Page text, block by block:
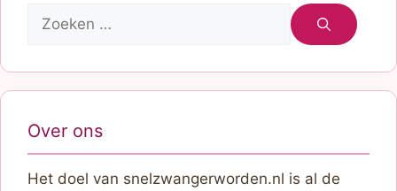
Zoek
Over ons
Het doel van snelzwangerworden.nl is al de